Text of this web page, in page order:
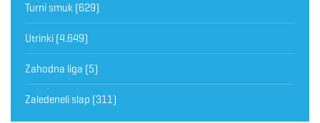
Turni smuk (629)
Utrinki (4.649)
Zahodna liga (5)
Zaledeneli slap (311)